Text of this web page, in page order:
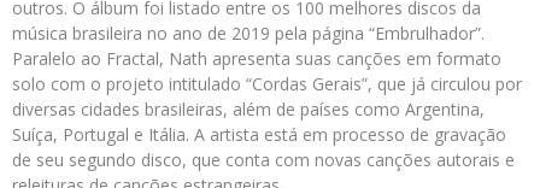
outros. O álbum foi listado entre os 100 melhores discos da
música brasileira no ano de 2019 pela página “Embrulhador”.
Paralelo ao Fractal, Nath apresenta suas canções em formato
solo com o projeto intitulado “Cordas Gerais”, que já circulou por
diversas cidades brasileiras, além de países como Argentina,
Suíça, Portugal e Itália. A artista está em processo de gravação
de seu segundo disco, que conta com novas canções autorais e